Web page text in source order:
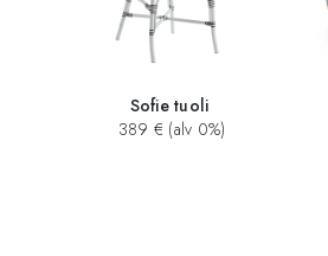
Sofie tuoli
389 € (alv 0%)